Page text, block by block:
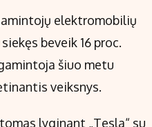
elektromobilių
beveik 16 proc.
šiuo metu
veiksnys.
lyginant „Tesla“ su